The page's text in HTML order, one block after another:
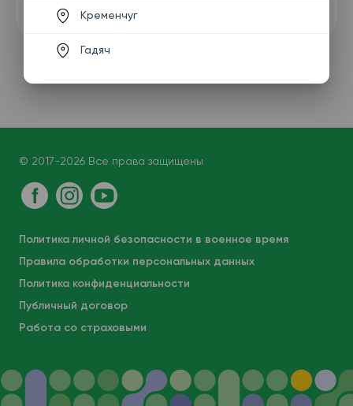
© 2017-2026 Все права защищены
Политика личной безопасности в военное время
Правила обработки персональных данных
Политика конфиденциальности
Публичный договор
Работа со страховыми
Кременчуг
Гадяч